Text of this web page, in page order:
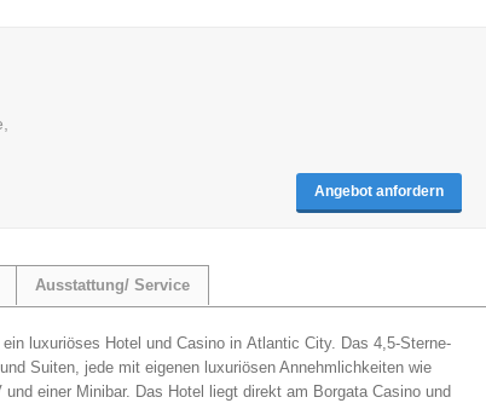
Angebot anfordern
Ausstattung/ Service
luxuriöses Hotel und Casino in Atlantic City. Das 4,5-Sterne-
Suiten, jede mit eigenen luxuriösen Annehmlichkeiten wie
einer Minibar. Das Hotel liegt direkt am Borgata Casino und